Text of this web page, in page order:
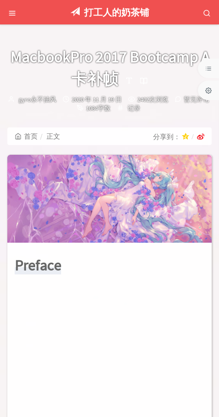
打工人的奶茶铺
MacbookPro 2017 Bootcamp A
卡补帧
博
gyro永不抽风
发
2020 年 11 月 19 日 2402次浏览
暂无评论
1084字数
分
记录
首页 正文 分享到：
Preface